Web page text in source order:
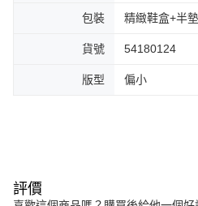
包裝 精緻鞋盒+半
貨號 54180124
版型 偏小
評價